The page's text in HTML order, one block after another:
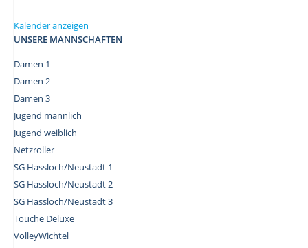
Kalender anzeigen
UNSERE MANNSCHAFTEN
Damen 1
Damen 2
Damen 3
Jugend männlich
Jugend weiblich
Netzroller
SG Hassloch/Neustadt 1
SG Hassloch/Neustadt 2
SG Hassloch/Neustadt 3
Touche Deluxe
VolleyWichtel